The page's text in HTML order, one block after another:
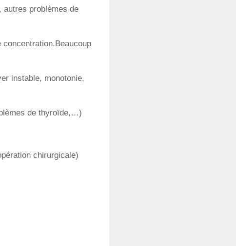
autres problèmes de
concentration.Beaucoup
instable, monotonie,
de thyroïde,…)
chirurgicale)